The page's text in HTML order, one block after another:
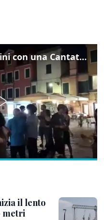
Venezia omaggia Guccini con una Cantata Anarchica in campo Santa Margherita
il lento
metri